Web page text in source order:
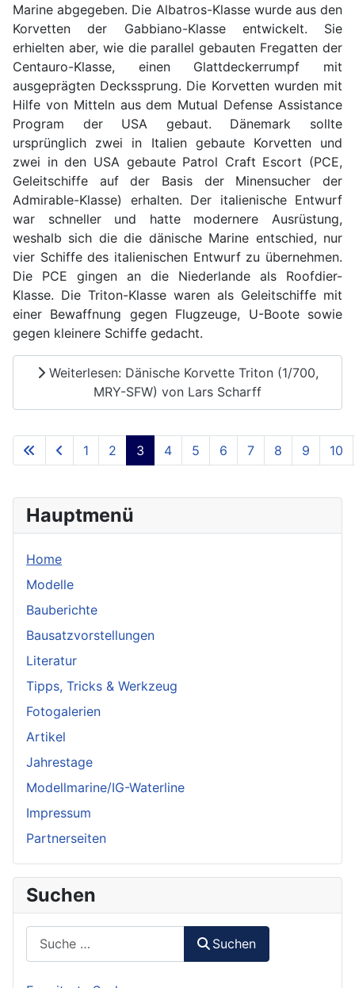
Hauptmenü
Home
Modelle
Bauberichte
Bausatzvorstellungen
Literatur
Tipps, Tricks & Werkzeug
Fotogalerien
Artikel
Jahrestage
Modellmarine/IG-Waterline
Impressum
Partnerseiten
Suchen
Suchen
Marine abgegeben. Die Albatros-Klasse wurde aus den
Korvetten der Gabbiano-Klasse entwickelt. Sie
erhielten aber, wie die parallel gebauten Fregatten der
Centauro-Klasse, einen Glattdeckerrumpf mit
ausgeprägten Deckssprung. Die Korvetten wurden mit
Hilfe von Mitteln aus dem Mutual Defense Assistance
Program der USA gebaut. Dänemark sollte
ursprünglich zwei in Italien gebaute Korvetten und
zwei in den USA gebaute Patrol Craft Escort (PCE,
Geleitschiffe auf der Basis der Minensucher der
Admirable-Klasse) erhalten. Der italienische Entwurf
war schneller und hatte modernere Ausrüstung,
weshalb sich die die dänische Marine entschied, nur
vier Schiffe des italienischen Entwurf zu übernehmen.
Die PCE gingen an die Niederlande als Roofdier-
Klasse. Die Triton-Klasse waren als Geleitschiffe mit
einer Bewaffnung gegen Flugzeuge, U-Boote sowie
gegen kleinere Schiffe gedacht.
Weiterlesen: Dänische Korvette Triton (1/700,
MRY-SFW) von Lars Scharff
Seite 3 von 23
1 2 3 4 5 6 7 8 9 10